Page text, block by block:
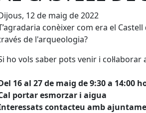
12 de maig de 2022
conèixer com era el
de l'arqueologia?
ho vols saber pots venir i
16 al 27 de maig de 9:30 a 14:00
portar esmorzar i aigua
contacteu amb